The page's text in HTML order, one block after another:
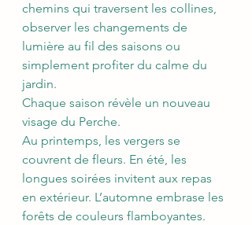
chemins qui traversent les collines,
observer les changements de
lumière au fil des saisons ou
simplement profiter du calme du
jardin.
Chaque saison révèle un nouveau
visage du Perche.
Au printemps, les vergers se
couvrent de fleurs. En été, les
longues soirées invitent aux repas
en extérieur. L’automne embrase les
forêts de couleurs flamboyantes.